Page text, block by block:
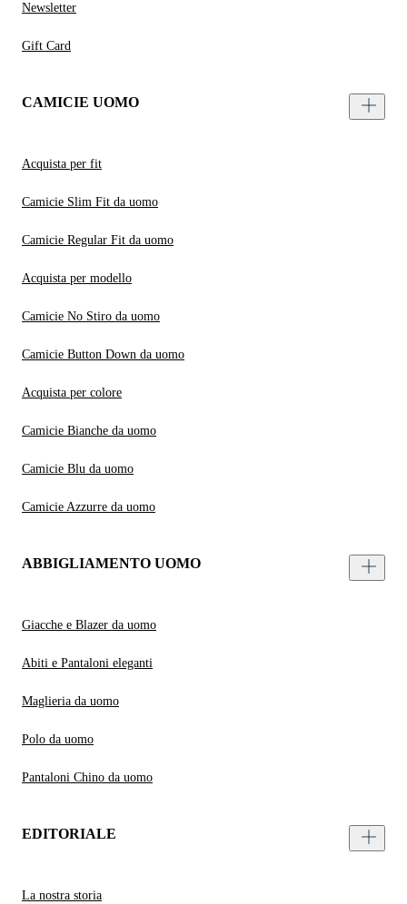
Newsletter
Gift Card
CAMICIE UOMO
Acquista per fit
Camicie Slim Fit da uomo
Camicie Regular Fit da uomo
Acquista per modello
Camicie No Stiro da uomo
Camicie Button Down da uomo
Acquista per colore
Camicie Bianche da uomo
Camicie Blu da uomo
Camicie Azzurre da uomo
ABBIGLIAMENTO UOMO
Giacche e Blazer da uomo
Abiti e Pantaloni eleganti
Maglieria da uomo
Polo da uomo
Pantaloni Chino da uomo
EDITORIALE
La nostra storia